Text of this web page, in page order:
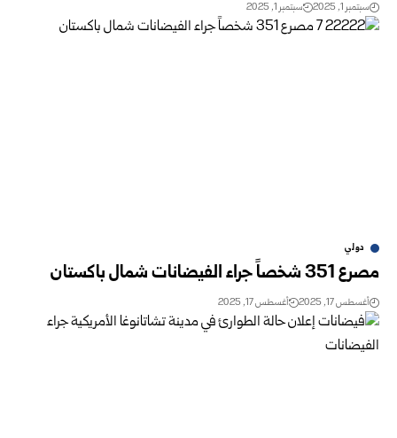
سبتمبر 1, 2025 سبتمبر 1, 2025
دولي
مصرع 351 شخصاً جراء الفيضانات شمال باكستان
أغسطس 17, 2025 أغسطس 17, 2025